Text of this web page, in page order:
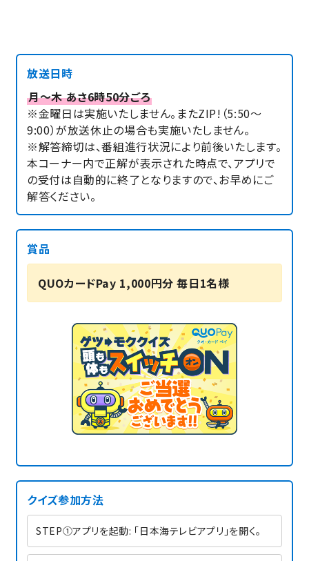
放送日時
月～木 あさ6時50分ごろ
※金曜日は実施いたしません。またZIP!（5:50～
9:00）が放送休止の場合も実施いたしません。
※解答締切は、番組進行状況により前後いたします。
本コーナー内で正解が表示された時点で、アプリで
の受付は自動的に終了となりますので、お早めにご
解答ください。
賞品
QUOカードPay 1,000円分 毎日1名様
クイズ参加方法
STEP①アプリを起動: 「日本海テレビアプリ」を開く。